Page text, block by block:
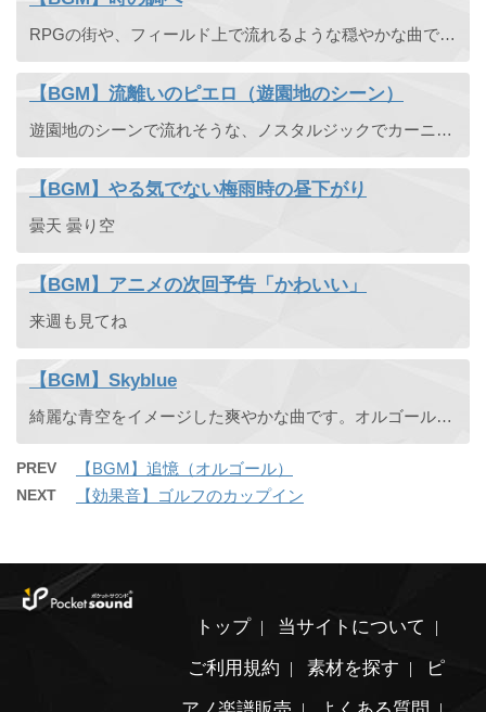
RPGの街や、フィールド上で流れるような穏やかな曲です。オカリナのメロディが優しく奏でます。3拍子。
【BGM】流離いのピエロ（遊園地のシーン）
遊園地のシーンで流れそうな、ノスタルジックでカーニバルな雰囲気を醸すBGM素材です。メロディーはアコーディオンとSAXの掛け合いになっています。
【BGM】やる気でない梅雨時の昼下がり
曇天 曇り空
【BGM】アニメの次回予告「かわいい」
来週も見てね
【BGM】Skyblue
綺麗な青空をイメージした爽やかな曲です。オルゴール、ピアノ、ベースを主軸にパンフルートがメロディを奏でます。
PREV 【BGM】追憶（オルゴール）
NEXT 【効果音】ゴルフのカップイン
トップ
当サイトについて
ご利用規約
素材を探す
ピ